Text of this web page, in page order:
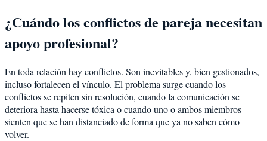
¿Cuándo los conflictos de pareja necesitan
apoyo profesional?
En toda relación hay conflictos. Son inevitables y, bien gestionados,
incluso fortalecen el vínculo. El problema surge cuando los
conflictos se repiten sin resolución, cuando la comunicación se
deteriora hasta hacerse tóxica o cuando uno o ambos miembros
sienten que se han distanciado de forma que ya no saben cómo
volver.